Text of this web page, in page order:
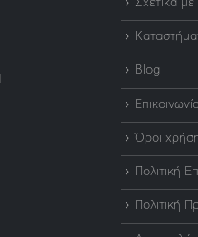
Σχετικά
Blog
Όροι
Πολιτική
Πολιτική